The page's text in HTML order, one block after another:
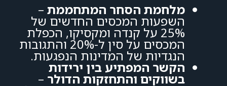
מלחמת הסחר המתחממת –
השפעות המכסים החדשים של
25% על קנדה ומקסיקו, הכפלת
המכסים על סין ל-20% והתגובות
הנגדיות של המדינות הנפגעות.
הקשר המפתיע בין ירידות
בשווקים והתחזקות הדולר –